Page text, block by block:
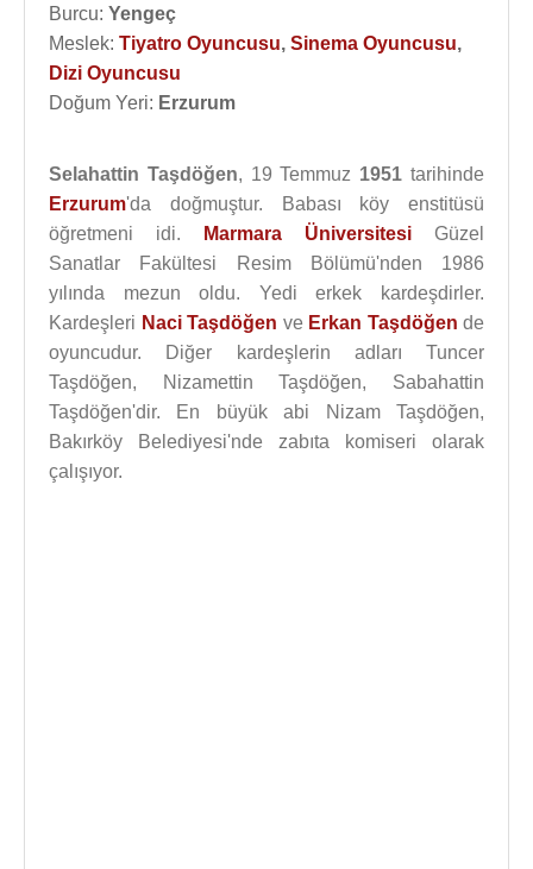
Burcu: Yengeç
Meslek: Tiyatro Oyuncusu, Sinema Oyuncusu,
Dizi Oyuncusu
Doğum Yeri: Erzurum
Selahattin Taşdöğen, 19 Temmuz 1951 tarihinde
Erzurum'da doğmuştur. Babası köy enstitüsü
öğretmeni idi.
Marmara Üniversitesi Güzel
Sanatlar Fakültesi Resim Bölümü'nden 1986
yılında mezun oldu. Yedi erkek kardeşdirler.
Kardeşleri Naci Taşdöğen ve Erkan Taşdöğen de
oyuncudur. Diğer kardeşlerin adları Tuncer
Taşdöğen, Nizamettin Taşdöğen, Sabahattin
Taşdöğen'dir. En büyük abi Nizam Taşdöğen,
Bakırköy Belediyesi'nde zabıta komiseri olarak
çalışıyor.